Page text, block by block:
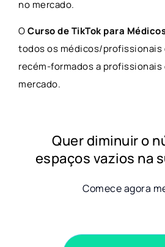
no mercado.
OCurso de TikTok para
todos os médicos/profissionais
recém-formados a
mercado.
Quer diminuir o
espaços vazios na
Comece agora